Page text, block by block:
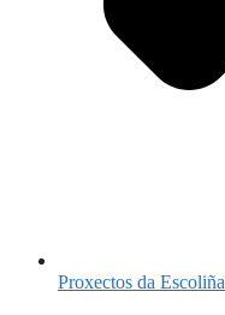
Proxectos da Escoliña